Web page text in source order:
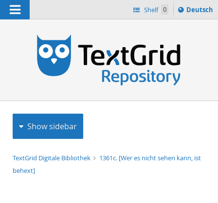
Navigation Shelf 0
Sprache
ï¿½ndern
Deutsch
Show sidebar
TextGrid Digitale Bibliothek
1361c. [Wer es nicht sehen kann, ist
behext]